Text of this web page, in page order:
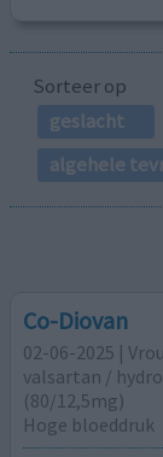
Sorteer op
geslacht
algehele
Co-Diovan
02-06-2025 |
valsartan /
(80/12,5mg)
Hoge bloeddruk